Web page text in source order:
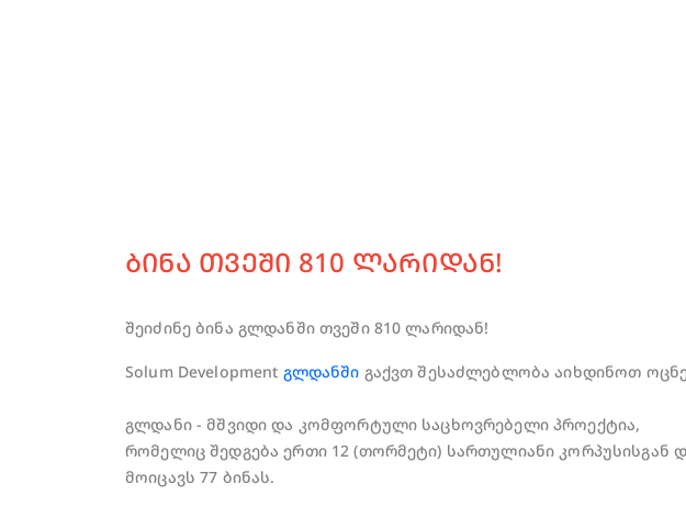
ᲑᲘᲜᲐ ᲗᲕᲔᲨᲘ 810 ᲚᲐᲠᲘᲓᲐᲜ!
შეიძინე ბინა გლდანში თვეში 810 ლარიდან!
Solum Development გლდანში გაქვთ შესაძლებლობა აიხდინოთ
გლდანი - მშვიდი და კომფორტული საცხოვრებელი პროექტია,
რომელიც შედგება ერთი 12 (თორმეტი) სართულიანი კორპუსისგან
მოიცავს 77 ბინას.